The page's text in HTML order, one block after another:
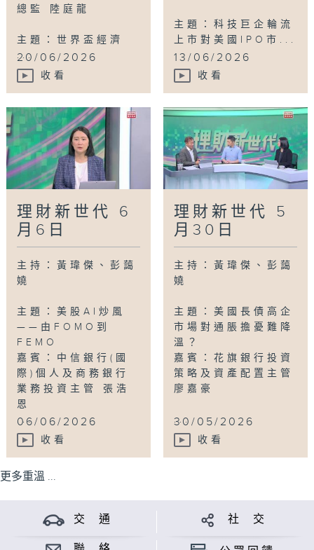
總監 陸庭龍
主題：世界盃經濟
...
20/06/2026
收看
主題：科技巨企輪流
上市對美國IPO市...
13/06/2026
收看
理財新世代 6
月6日
主持：黃瑋傑、彭藹
嬈
主題：美股AI炒風
——由FOMO到
FEMO
嘉賓：中信銀行(國
際)個人及商務銀行
業務投資主管 張浩
恩
...
06/06/2026
收看
理財新世代 5
月30日
主持：黃瑋傑、彭藹
嬈
主題：美國長債高企
市場對通脹擔憂難降
溫？
嘉賓：花旗銀行投資
策略及資產配置主管
廖嘉豪
...
30/05/2026
收看
更多重溫 ...
交 通 社 交